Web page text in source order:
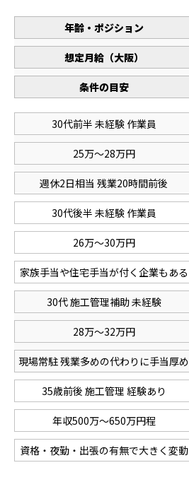
年齢・ポジション
想定月給（大阪）
条件の目安
30代前半 未経験 作業員
25万〜28万円
週休2日相当 残業20時間前後
30代後半 未経験 作業員
26万〜30万円
家族手当や住宅手当が付く企業もある
30代 施工管理補助 未経験
28万〜32万円
現場常駐 残業多めの代わりに手当厚め
35歳前後 施工管理 経験あり
年収500万〜650万円程
資格・夜勤・出張の有無で大きく変動